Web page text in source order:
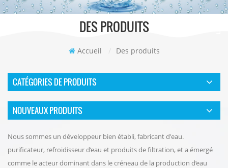
DES PRODUITS
Accueil / Des produits
CATÉGORIES DE PRODUITS
NOUVEAUX PRODUITS
Nous sommes un développeur bien établi, fabricant d'eau.
purificateur, refroidisseur d’eau et produits de filtration, et a émergé
comme le acteur dominant dans le créneau de la production d’eau